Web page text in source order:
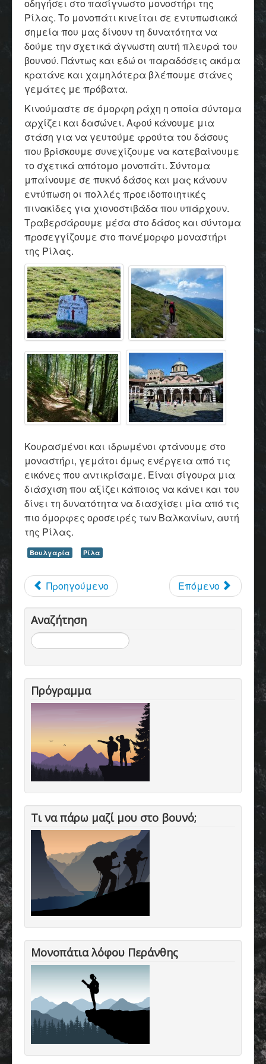
οδηγήσει στο πασίγνωστο μονοστήρι της
Ρίλας. Το μονοπάτι κινείται σε εντυπωσιακά
σημεία που μας δίνουν τη δυνατότητα να
δούμε την σχετικά άγνωστη αυτή πλευρά του
βουνού. Πάντως και εδώ οι παραδόσεις ακόμα
κρατάνε και χαμηλότερα βλέπουμε στάνες
γεμάτες με πρόβατα.
Κινούμαστε σε όμορφη ράχη η οποία σύντομα
αρχίζει και δασώνει. Αφού κάνουμε μια
στάση για να γευτούμε φρούτα του δάσους
που βρίσκουμε συνεχίζουμε να κατεβαίνουμε
το σχετικά απότομο μονοπάτι. Σύντομα
μπαίνουμε σε πυκνό δάσος και μας κάνουν
εντύπωση οι πολλές προειδοποιητικές
πινακίδες για χιονοστιβάδα που υπάρχουν.
Τραβερσάρουμε μέσα στο δάσος και σύντομα
προσεγγίζουμε στο πανέμορφο μοναστήρι
της Ρίλας.
Κουρασμένοι και ιδρωμένοι φτάνουμε στο
μοναστήρι, γεμάτοι όμως ενέργεια από τις
εικόνες που αντικρίσαμε. Είναι σίγουρα μια
διάσχιση που αξίζει κάποιος να κάνει και του
δίνει τη δυνατότητα να διασχίσει μία από τις
πιο όμορφες οροσειρές των Βαλκανίων, αυτή
της Ρίλας.
Βουλγαρία Ρίλα
Προηγούμενο Επόμενο
Αναζήτηση
Αναζήτηση...
Πρόγραμμα
Τι να πάρω μαζί μου στο βουνό;
Μονοπάτια λόφου Περάνθης